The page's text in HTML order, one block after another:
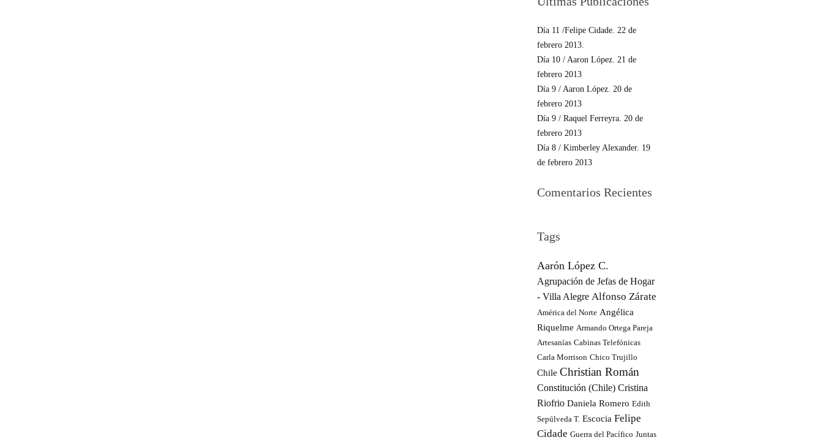
Día 11 /Felipe Cidade. 22 de
febrero 2013.
Día 10 / Aaron López. 21 de
febrero 2013
Día 9 / Aaron López. 20 de
febrero 2013
Día 9 / Raquel Ferreyra. 20 de
febrero 2013
Día 8 / Kimberley Alexander. 19
de febrero 2013
Comentarios Recientes
Tags
Aarón López C.
Agrupación de Jefas de Hogar
- Villa Alegre Alfonso Zárate
América del Norte Angélica
Riquelme Armando Ortega Pareja
Artesanías Cabinas Telefónicas
Carla Morrison Chico Trujillo
Chile Christian Román
Constitución (Chile) Cristina
Riofrio Daniela Romero Edith
Sepúlveda T. Escocia Felipe
Cidade Guerra del Pacífico Juntas